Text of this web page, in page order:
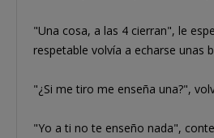
"Una cosa, a las 4 cierran", le
respetable volvía a echarse unas
"¿Si me tiro me enseña una?",
"Yo a ti no te enseño nada",